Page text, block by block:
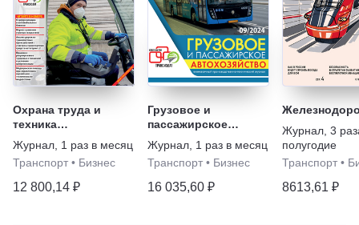
Охрана труда и
техника
безопасности на
автотранспортных
предприятиях и в
транспортных цехах
Журнал 1 раз в месяц
Транспорт • Бизнес
12 800,14 ₽
Грузовое и
пассажирское
автохозяйство
Журнал 1 раз в месяц
Транспорт • Бизнес
16 035,60 ₽
Журнал 3
полугодие
Транспорт •
8613,61 ₽